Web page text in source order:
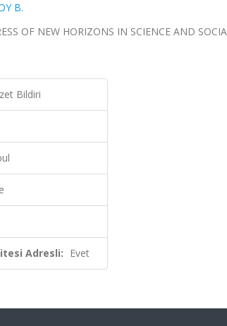
B.
OF NEW HORIZONS IN SCIENCE AND
Bildiri
Adresli: Evet